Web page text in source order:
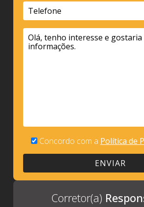
Concordo com a Política de
Corretor(a)